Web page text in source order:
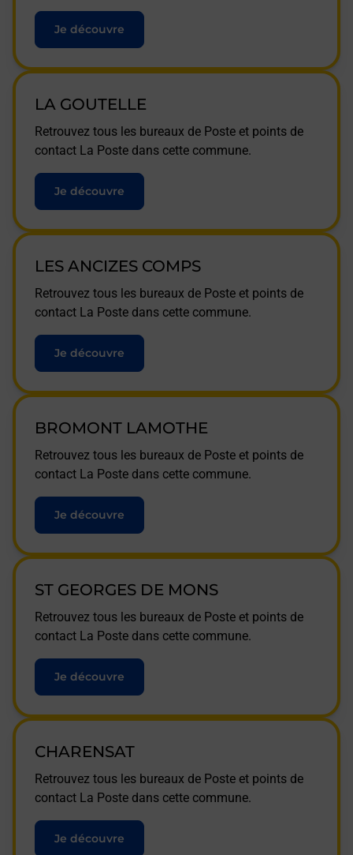
Je découvre
LA GOUTELLE
Retrouvez tous les bureaux de Poste et points de
contact La Poste dans cette commune.
Je découvre
LES ANCIZES COMPS
Retrouvez tous les bureaux de Poste et points de
contact La Poste dans cette commune.
Je découvre
BROMONT LAMOTHE
Retrouvez tous les bureaux de Poste et points de
contact La Poste dans cette commune.
Je découvre
ST GEORGES DE MONS
Retrouvez tous les bureaux de Poste et points de
contact La Poste dans cette commune.
Je découvre
CHARENSAT
Retrouvez tous les bureaux de Poste et points de
contact La Poste dans cette commune.
Je découvre